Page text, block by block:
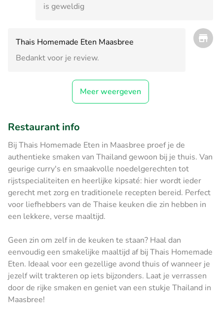
is geweldig
Thais Homemade Eten Maasbree
Bedankt voor je review.
Meer weergeven
Restaurant info
Bij Thais Homemade Eten in Maasbree proef je de
authentieke smaken van Thailand gewoon bij je thuis. Van
geurige curry's en smaakvolle noedelgerechten tot
rijstspecialiteiten en heerlijke kipsaté: hier wordt ieder
gerecht met zorg en traditionele recepten bereid. Perfect
voor liefhebbers van de Thaise keuken die zin hebben in
een lekkere, verse maaltijd.
Geen zin om zelf in de keuken te staan? Haal dan
eenvoudig een smakelijke maaltijd af bij Thais Homemade
Eten. Ideaal voor een gezellige avond thuis of wanneer je
jezelf wilt trakteren op iets bijzonders. Laat je verrassen
door de rijke smaken en geniet van een stukje Thailand in
Maasbree!